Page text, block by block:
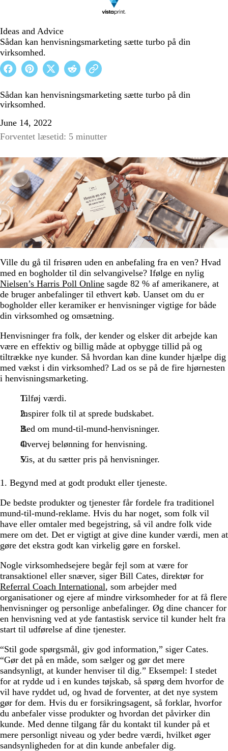
Ideas and Advice
Sådan kan henvisningsmarketing sætte turbo på din
virksomhed.
Sådan kan henvisningsmarketing sætte turbo på din
virksomhed.
June 14, 2022
Forventet læsetid: 5 minutter
Ville du gå til frisøren uden en anbefaling fra en ven? Hvad
med en bogholder til din selvangivelse? Ifølge en nylig
Nielsen’s Harris Poll Online sagde 82 % af amerikanere, at
de bruger anbefalinger til ethvert køb. Uanset om du er
bogholder eller keramiker er henvisninger vigtige for både
din virksomhed og omsætning.
Henvisninger fra folk, der kender og elsker dit arbejde kan
være en effektiv og billig måde at opbygge tillid på og
tiltrække nye kunder. Så hvordan kan dine kunder hjælpe dig
med vækst i din virksomhed? Lad os se på de fire hjørnesten
i henvisningsmarketing.
Tilføj værdi.
Inspirer folk til at sprede budskabet.
Bed om mund-til-mund-henvisninger.
Overvej belønning for henvisning.
Vis, at du sætter pris på henvisninger.
1. Begynd med at godt produkt eller tjeneste.
De bedste produkter og tjenester får fordele fra traditionel
mund-til-mund-reklame. Hvis du har noget, som folk vil
have eller omtaler med begejstring, så vil andre folk vide
mere om det. Det er vigtigt at give dine kunder værdi, men at
gøre det ekstra godt kan virkelig gøre en forskel.
Nogle virksomhedsejere begår fejl som at være for
transaktionel eller snæver, siger Bill Cates, direktør for
Referral Coach International, som arbejder med
organisationer og ejere af mindre virksomheder for at få flere
henvisninger og personlige anbefalinger. Øg dine chancer for
en henvisning ved at yde fantastisk service til kunder helt fra
start til udførelse af dine tjenester.
“Stil gode spørgsmål, giv god information,” siger Cates.
“Gør det på en måde, som sælger og gør det mere
sandsynligt, at kunder henviser til dig.” Eksempel: I stedet
for at rydde ud i en kundes tøjskab, så spørg dem hvorfor de
vil have ryddet ud, og hvad de forventer, at det nye system
gør for dem. Hvis du er forsikringsagent, så forklar, hvorfor
du anbefaler visse produkter og hvordan det påvirker din
kunde. Med denne tilgang får du kontakt til kunder på et
mere personligt niveau og yder bedre værdi, hvilket øger
sandsynligheden for at din kunde anbefaler dig.